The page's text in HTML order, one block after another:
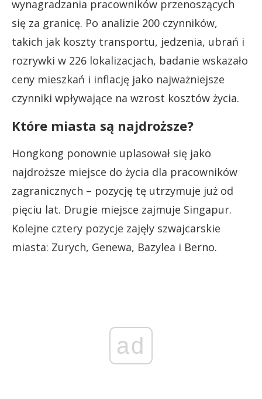
wynagradzania pracowników przenoszących
się za granicę. Po analizie 200 czynników,
takich jak koszty transportu, jedzenia, ubrań i
rozrywki w 226 lokalizacjach, badanie wskazało
ceny mieszkań i inflację jako najważniejsze
czynniki wpływające na wzrost kosztów życia.
Które miasta są najdroższe?
Hongkong ponownie uplasował się jako
najdroższe miejsce do życia dla pracowników
zagranicznych – pozycję tę utrzymuje już od
pięciu lat. Drugie miejsce zajmuje Singapur.
Kolejne cztery pozycje zajęły szwajcarskie
miasta: Zurych, Genewa, Bazylea i Berno.
ad